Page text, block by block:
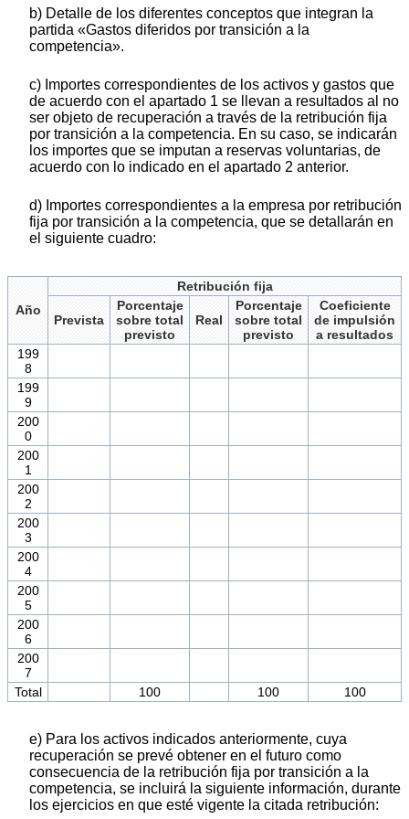
b) Detalle de los diferentes conceptos que integran la
partida «Gastos diferidos por transición a la
competencia».
c) Importes correspondientes de los activos y gastos que
de acuerdo con el apartado 1 se llevan a resultados al no
ser objeto de recuperación a través de la retribución fija
por transición a la competencia. En su caso, se indicarán
los importes que se imputan a reservas voluntarias, de
acuerdo con lo indicado en el apartado 2 anterior.
d) Importes correspondientes a la empresa por retribución
fija por transición a la competencia, que se detallarán en
el siguiente cuadro:
Año
Retribución fija
Prevista
Porcentaje
sobre total
previsto
Real
Porcentaje
sobre total
previsto
Coeficiente
de impulsión
a resultados
199
8
199
9
200
0
200
1
200
2
200
3
200
4
200
5
200
6
200
7
Total
100 100 100
e) Para los activos indicados anteriormente, cuya
recuperación se prevé obtener en el futuro como
consecuencia de la retribución fija por transición a la
competencia, se incluirá la siguiente información, durante
los ejercicios en que esté vigente la citada retribución: